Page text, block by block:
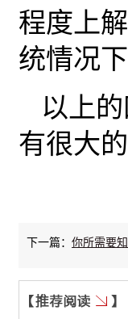
程度上
统情况
以上
有很大
下一篇： 你所需要